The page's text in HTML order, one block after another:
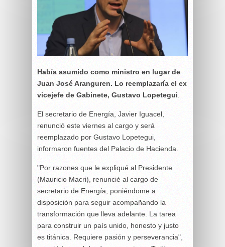
Había asumido como ministro en lugar de
Juan José Aranguren. Lo reemplazaría el ex
vicejefe de Gabinete, Gustavo Lopetegui
El secretario de Energía, Javier Iguacel,
renunció este viernes al cargo y será
reemplazado por Gustavo Lopetegui,
informaron fuentes del Palacio de Hacienda.
"Por razones que le expliqué al Presidente
(Mauricio Macri), renuncié al cargo de
secretario de Energía, poniéndome a
disposición para seguir acompañando la
transformación que lleva adelante. La tarea
para construir un país unido, honesto y justo
es titánica. Requiere pasión y perseverancia",